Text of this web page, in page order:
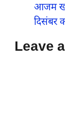
आजम
दिसंबर
Leave